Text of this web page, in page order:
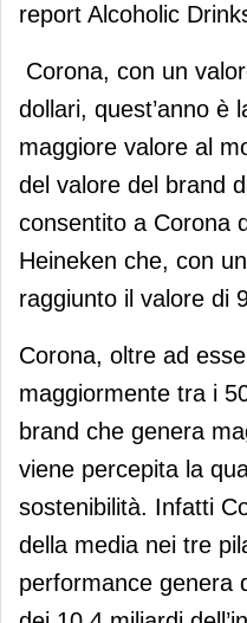
report Alcoholic
Corona, con un
dollari, quest’anno è
maggiore valore al
del valore del brand
consentito a Corona
Heineken che, con
raggiunto il valore di
Corona, oltre ad
maggiormente tra i
brand che genera
viene percepita la
sostenibilità. Infatti
della media nei tre
performance genera